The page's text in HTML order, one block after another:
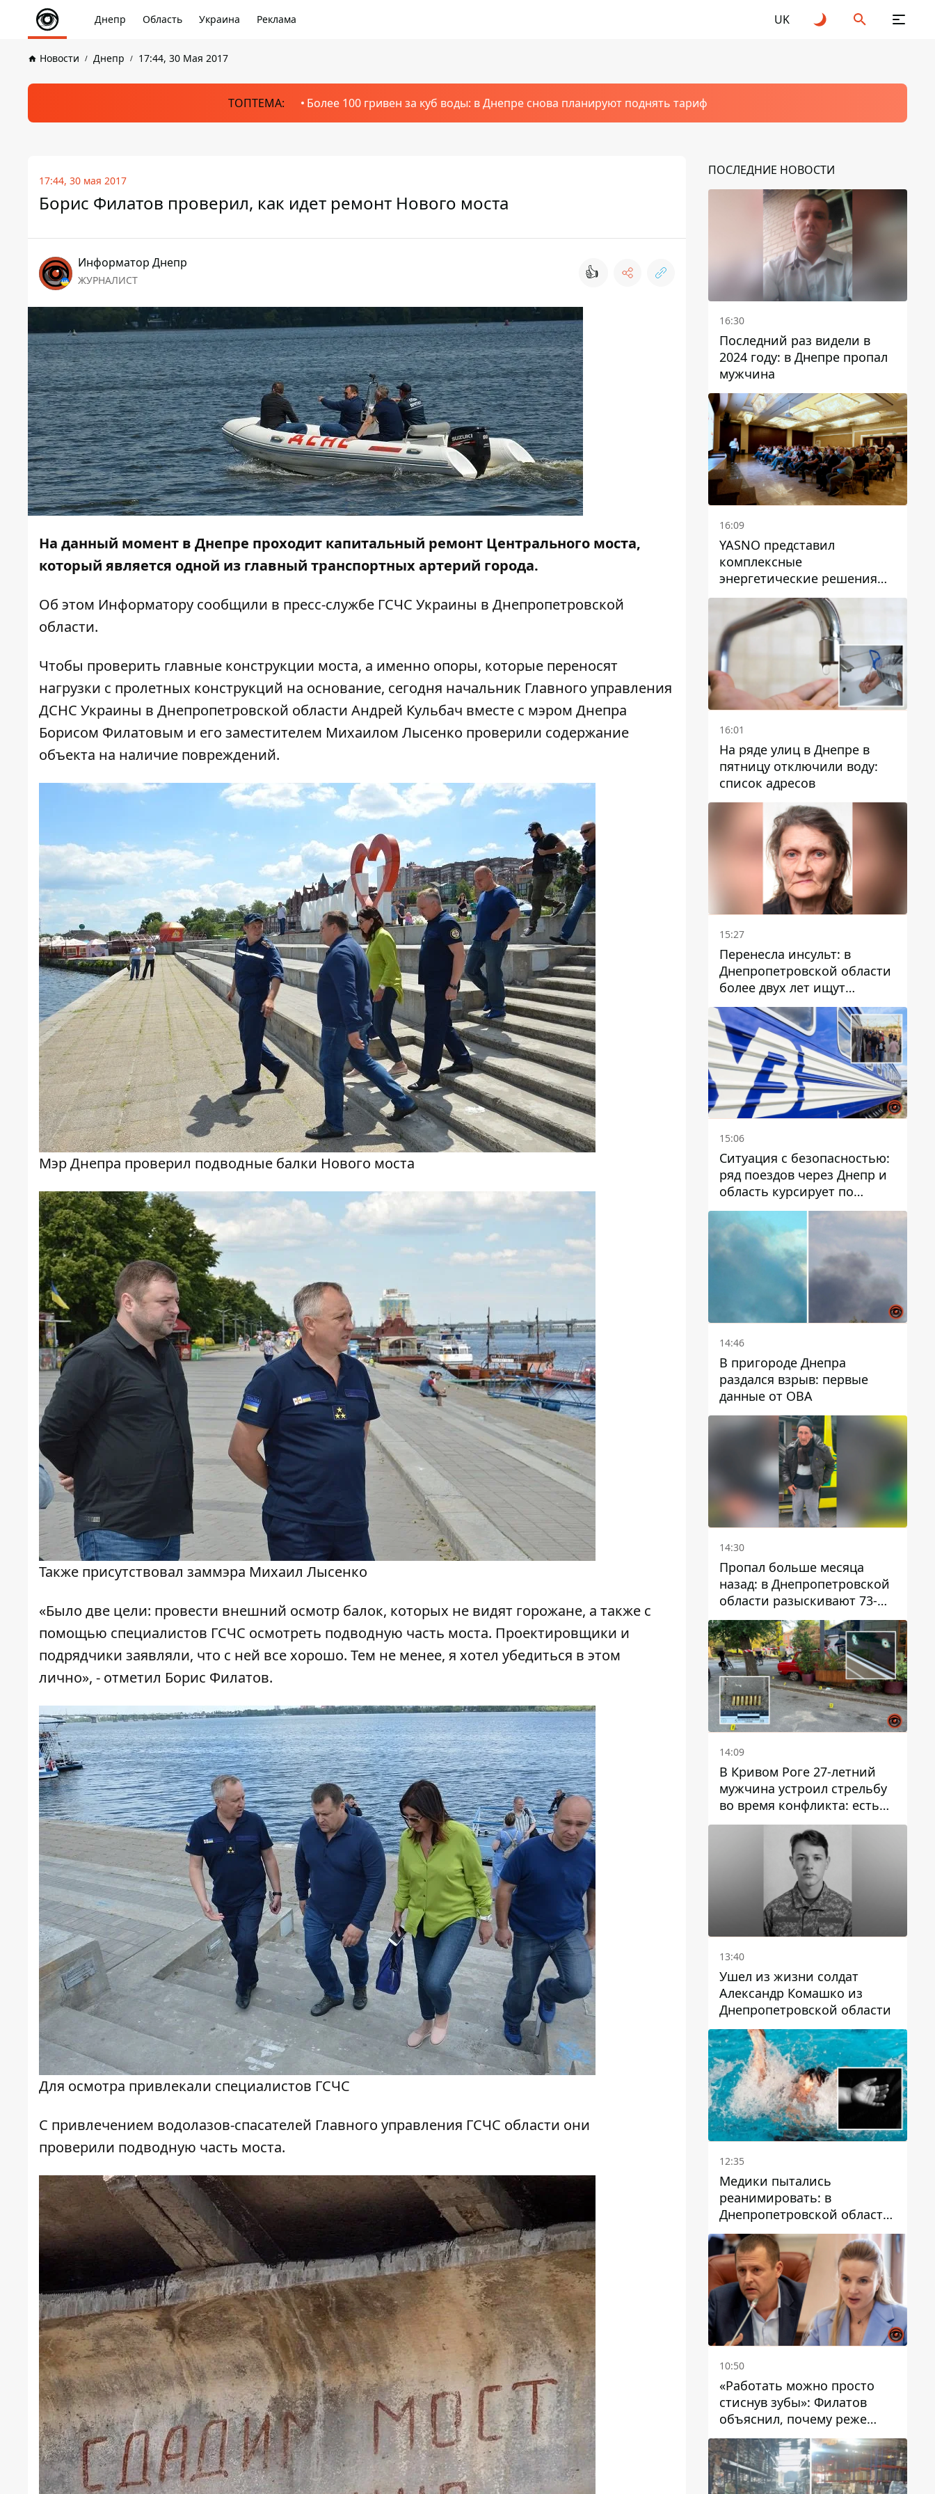
Днепр Область Украина Реклама UK
Новости Днепр 17:44, 30 Мая 2017
ТОПТЕМА: Более 100 гривен за куб воды: в Днепре снова планируют поднять тариф
17:44, 30 мая 2017
Борис Филатов проверил, как идет ремонт Нового моста
Информатор Днепр
ЖУРНАЛИСТ 👍
На данный момент в Днепре проходит капитальный ремонт Центрального моста,
который является одной из главный транспортных артерий города.
Об этом Информатору сообщили в пресс-службе ГСЧС Украины в Днепропетровской
области.
Чтобы проверить главные конструкции моста, а именно опоры, которые переносят
нагрузки с пролетных конструкций на основание, сегодня начальник Главного управления
ДСНС Украины в Днепропетровской области Андрей Кульбач вместе с мэром Днепра
Борисом Филатовым и его заместителем Михаилом Лысенко проверили содержание
объекта на наличие повреждений.
Мэр Днепра проверил подводные балки Нового моста
Также присутствовал заммэра Михаил Лысенко
«Было две цели: провести внешний осмотр балок, которых не видят горожане, а также с
помощью специалистов ГСЧС осмотреть подводную часть моста. Проектировщики и
подрядчики заявляли, что с ней все хорошо. Тем не менее, я хотел убедиться в этом
лично», - отметил Борис Филатов.
Для осмотра привлекали специалистов ГСЧС
С привлечением водолазов-спасателей Главного управления ГСЧС области они
проверили подводную часть моста.
ПОСЛЕДНИЕ НОВОСТИ
16:30
Последний раз видели в
2024 году: в Днепре пропал
мужчина
16:09
YASNO представил
комплексные
энергетические решения
для бизнеса в Днепре
16:01
На ряде улиц в Днепре в
пятницу отключили воду:
список адресов
15:27
Перенесла инсульт: в
Днепропетровской области
более двух лет ищут
пропавшую женщину
15:06
Ситуация с безопасностью:
ряд поездов через Днепр и
область курсирует по
измененному маршруту, а
часть пути заменили
автобусами и электричками
14:46
В пригороде Днепра
раздался взрыв: первые
данные от ОВА
14:30
Пропал больше месяца
назад: в Днепропетровской
области разыскивают 73-
летнего мужчину
14:09
В Кривом Роге 27-летний
мужчина устроил стрельбу
во время конфликта: есть
раненый
13:40
Ушел из жизни солдат
Александр Комашко из
Днепропетровской области
12:35
Медики пытались
реанимировать: в
Днепропетровской области
двухлетний мальчик утонул
в бассейне
10:50
«Работать можно просто
стиснув зубы»: Филатов
объяснил, почему реже
пишет в соцсетях и
раскритиковал медийность
чиновников